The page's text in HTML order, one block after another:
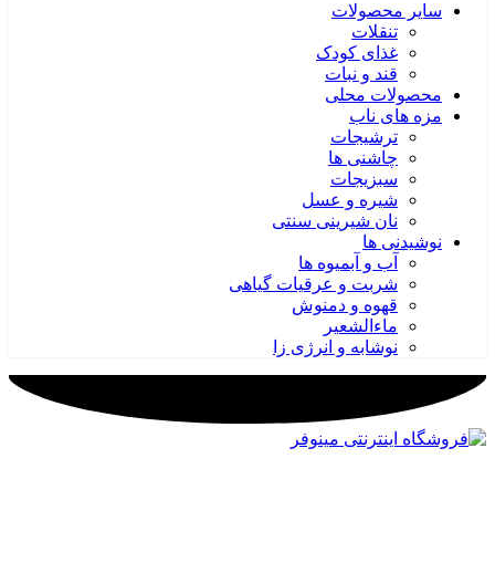
سایر محصولات
تنقلات
غذای کودک
قند و نبات
محصولات محلی
مزه های ناب
ترشیجات
چاشنی ها
سبزیجات
شیره و عسل
نان شیرینی سنتی
نوشیدنی ها
آب و آبمیوه ها
شربت و عرقیات گیاهی
قهوه و دمنوش
ماءالشعیر
نوشابه و انرژی زا